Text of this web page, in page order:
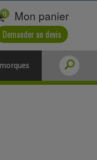
0 Mon panier
Demander un devis